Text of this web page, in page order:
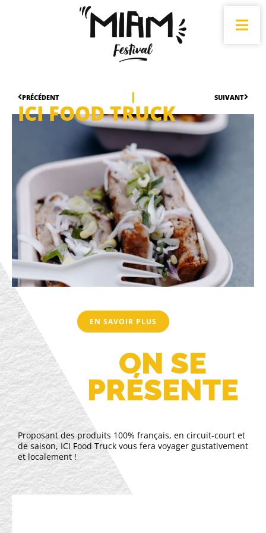
PRÉCÉDENT SUIVANT
ICI FOOD TRUCK
ON SE
PRÉSENTE
EN SAVOIR PLUS
Proposant des produits 100% français, en circuit-court et
de saison, ICI Food Truck vous fera voyager gustativement
et localement !